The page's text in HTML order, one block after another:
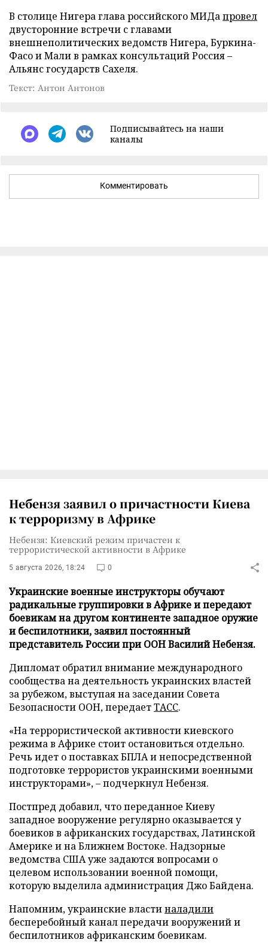
В столице Нигера глава российского МИДапровел
двусторонние встречи с главами
внешнеполитических ведомств Нигера, Буркина-
Фасо и Мали в рамках консультаций Россия –
Альянс государств Сахеля.
Текст: Антон Антонов
Подписывайтесь на наши
каналы
Комментировать
Небензя заявил о причастности Киева
к терроризму в Африке
Небензя: Киевский режим причастен к
террористической активности в Африке
5 августа 2026, 18:24 0
Украинские военные инструкторы обучают
радикальные группировки в Африке и передают
боевикам на другом континенте западное оружие
и беспилотники, заявил постоянный
представитель России при ООН Василий Небензя.
Дипломат обратил внимание международного
сообщества на деятельность украинских властей
за рубежом, выступая на заседании Совета
Безопасности ООН, передаетТАСС.
«На террористической активности киевского
режима в Африке стоит остановиться отдельно.
Речь идет о поставках БПЛА и непосредственной
подготовке террористов украинскими военными
инструкторами», – подчеркнул Небензя.
Постпред добавил, что переданное Киеву
западное вооружение регулярно оказывается у
боевиков в африканских государствах, Латинской
Америке и на Ближнем Востоке. Надзорные
ведомства США уже задаются вопросами о
целевом использовании военной помощи,
которую выделила администрация Джо Байдена.
Напомним, украинские властиналадили
бесперебойный канал передачи вооружений и
беспилотников африканским боевикам.